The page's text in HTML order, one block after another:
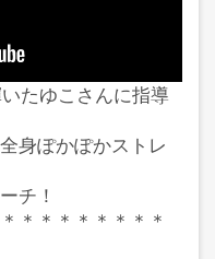
たゆこさんに指導
身ぽかぽかストレ
チ！
＊＊＊＊＊＊＊＊